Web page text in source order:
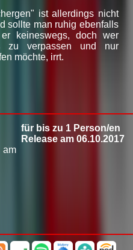
ist allerdings nicht
sollte man ruhig ebenfalls
keineswegs, doch wer
zu verpassen und nur
möchte, irrt.
für bis zu 1 Person/en
Release am 06.10.2017